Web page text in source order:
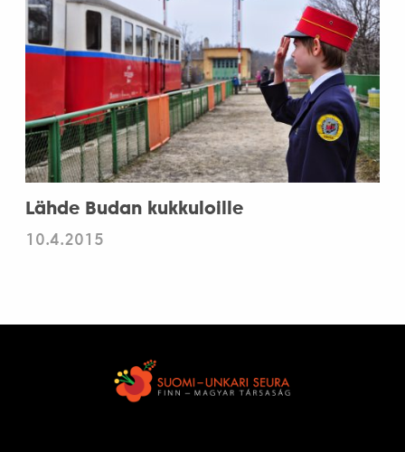
Lähde Budan kukkuloille
10.4.2015